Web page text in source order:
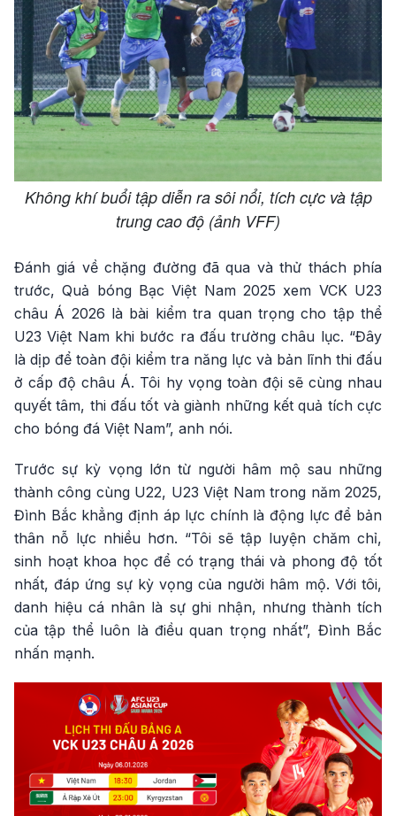
Không khí buổi tập diễn ra sôi nổi, tích cực và tập
trung cao độ (ảnh VFF)
Đánh giá về chặng đường đã qua và thử thách phía
trước, Quả bóng Bạc Việt Nam 2025 xem VCK U23
châu Á 2026 là bài kiểm tra quan trọng cho tập thể
U23 Việt Nam khi bước ra đấu trường châu lục. “Đây
là dịp để toàn đội kiểm tra năng lực và bản lĩnh thi đấu
ở cấp độ châu Á. Tôi hy vọng toàn đội sẽ cùng nhau
quyết tâm, thi đấu tốt và giành những kết quả tích cực
cho bóng đá Việt Nam”, anh nói.
Trước sự kỳ vọng lớn từ người hâm mộ sau những
thành công cùng U22, U23 Việt Nam trong năm 2025,
Đình Bắc khẳng định áp lực chính là động lực để bản
thân nỗ lực nhiều hơn. “Tôi sẽ tập luyện chăm chỉ,
sinh hoạt khoa học để có trạng thái và phong độ tốt
nhất, đáp ứng sự kỳ vọng của người hâm mộ. Với tôi,
danh hiệu cá nhân là sự ghi nhận, nhưng thành tích
của tập thể luôn là điều quan trọng nhất”, Đình Bắc
nhấn mạnh.